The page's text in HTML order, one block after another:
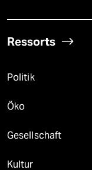
Ressorts
Politik
Öko
Gesellschaft
Kultur